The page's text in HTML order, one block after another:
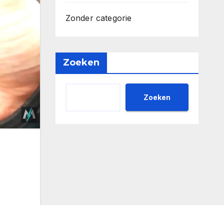
Zonder categorie
Zoeken
Zoeken